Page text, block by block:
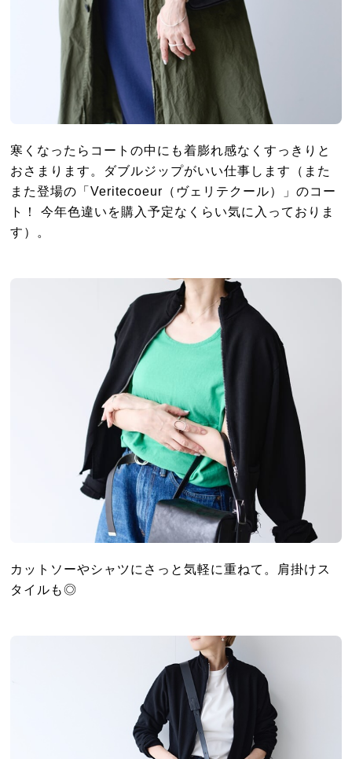
寒くなったらコートの中にも着膨れ感なくすっきりと
おさまります。ダブルジップがいい仕事します（また
また登場の「Veritecoeur（ヴェリテクール）」のコー
ト！ 今年色違いを購入予定なくらい気に入っておりま
す）。
カットソーやシャツにさっと気軽に重ねて。肩掛けス
タイルも◎